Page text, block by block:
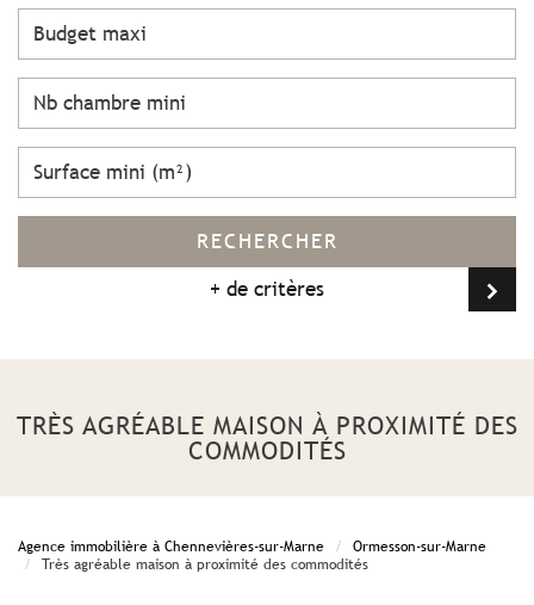
RECHERCHER
+ de critères
TRÈS AGRÉABLE MAISON À PROXIMITÉ DES
COMMODITÉS
Agence immobilière à Chennevières-sur-Marne
Ormesson-sur-Marne
Très agréable maison à proximité des commodités